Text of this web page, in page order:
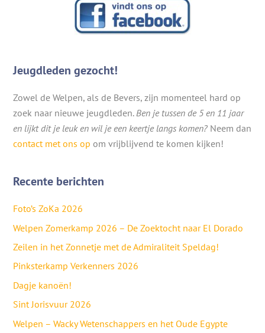
Jeugdleden gezocht!
Zowel de Welpen, als de Bevers, zijn momenteel hard op
zoek naar nieuwe jeugdleden. Ben je tussen de 5 en 11 jaar
en lijkt dit je leuk en wil je een keertje langs komen? Neem dan
contact met ons op om vrijblijvend te komen kijken!
Recente berichten
Foto’s ZoKa 2026
Welpen Zomerkamp 2026 – De Zoektocht naar El Dorado
Zeilen in het Zonnetje met de Admiraliteit Speldag!
Pinksterkamp Verkenners 2026
Dagje kanoën!
Sint Jorisvuur 2026
Welpen – Wacky Wetenschappers en het Oude Egypte